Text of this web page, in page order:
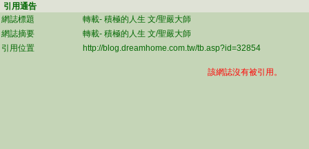
引用通告
網誌標題
轉載- 積極的人生 文/聖嚴大師
網誌摘要
轉載- 積極的人生 文/聖嚴大師
引用位置
http://blog.dreamhome.com.tw/tb.asp?id=32854
該網誌沒有被引用。